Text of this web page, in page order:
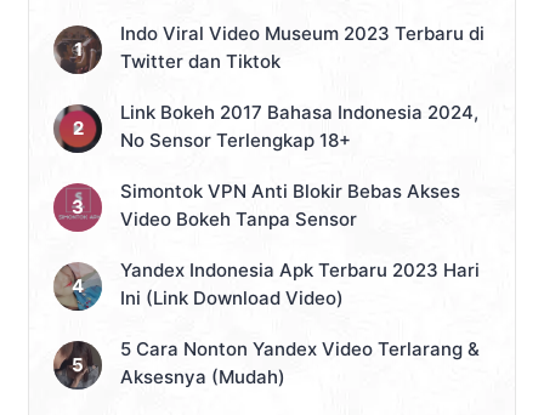
Indo Viral Video Museum 2023 Terbaru di
Twitter dan Tiktok
Link Bokeh 2017 Bahasa Indonesia 2024,
No Sensor Terlengkap 18+
Simontok VPN Anti Blokir Bebas Akses
Video Bokeh Tanpa Sensor
Yandex Indonesia Apk Terbaru 2023 Hari
Ini (Link Download Video)
5 Cara Nonton Yandex Video Terlarang &
Aksesnya (Mudah)